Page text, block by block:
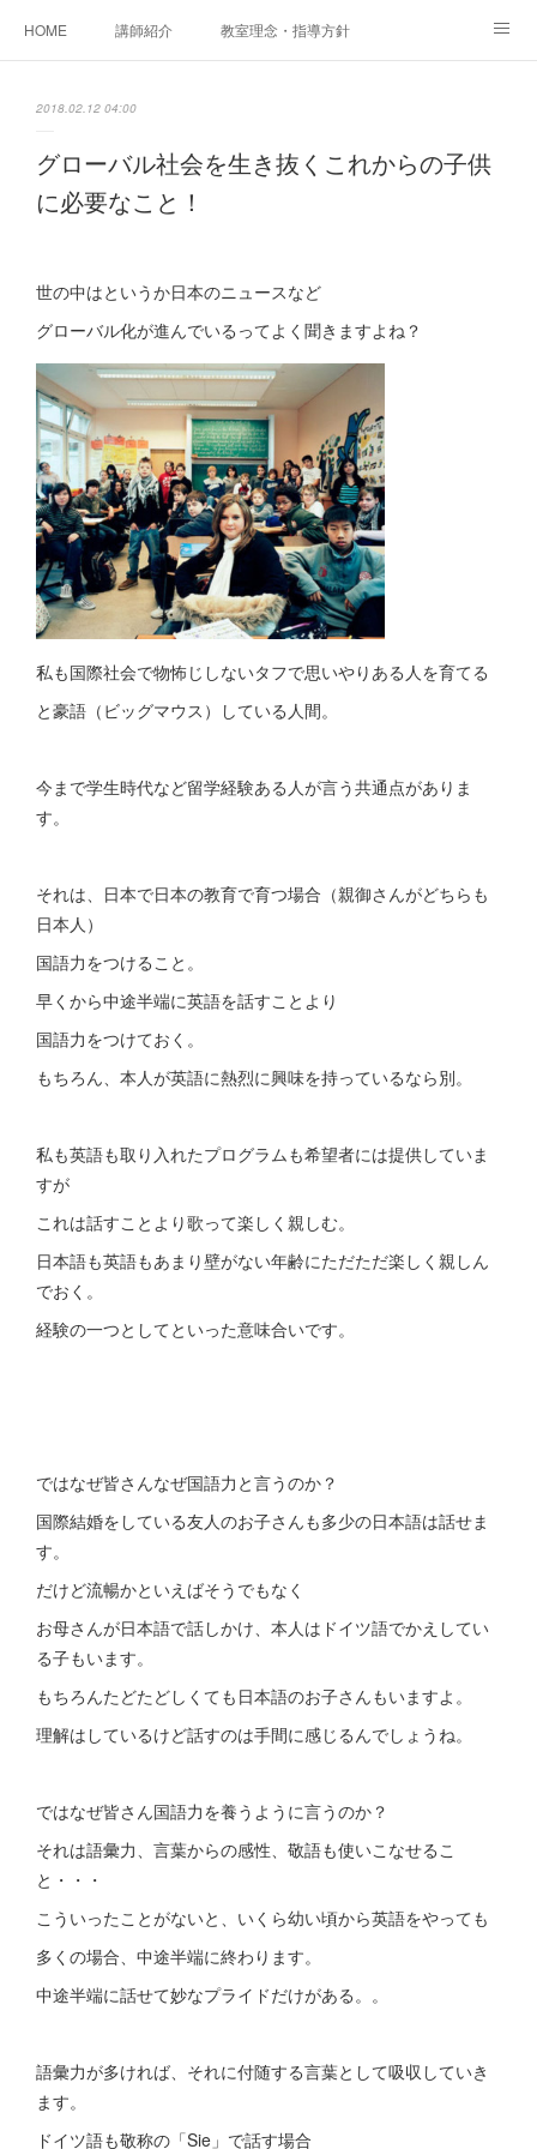
HOME 講師紹介 教室理念・指導方針
ご相談・体験レッスンお申し込み
アクセス
2018.02.12 04:00
グローバル社会を生き抜くこれからの子供
に必要なこと！
世の中はというか日本のニュースなど
グローバル化が進んでいるってよく聞きますよね？
私も国際社会で物怖じしないタフで思いやりある人を育てる
と豪語（ビッグマウス）している人間。
今まで学生時代など留学経験ある人が言う共通点がありま
す。
それは、日本で日本の教育で育つ場合（親御さんがどちらも
日本人）
国語力をつけること。
早くから中途半端に英語を話すことより
国語力をつけておく。
もちろん、本人が英語に熱烈に興味を持っているなら別。
私も英語も取り入れたプログラムも希望者には提供していま
すが
これは話すことより歌って楽しく親しむ。
日本語も英語もあまり壁がない年齢にただただ楽しく親しん
でおく。
経験の一つとしてといった意味合いです。
ではなぜ皆さんなぜ国語力と言うのか？
国際結婚をしている友人のお子さんも多少の日本語は話せま
す。
だけど流暢かといえばそうでもなく
お母さんが日本語で話しかけ、本人はドイツ語でかえしてい
る子もいます。
もちろんたどたどしくても日本語のお子さんもいますよ。
理解はしているけど話すのは手間に感じるんでしょうね。
ではなぜ皆さん国語力を養うように言うのか？
それは語彙力、言葉からの感性、敬語も使いこなせるこ
と・・・
こういったことがないと、いくら幼い頃から英語をやっても
多くの場合、中途半端に終わります。
中途半端に話せて妙なプライドだけがある。。
語彙力が多ければ、それに付随する言葉として吸収していき
ます。
ドイツ語も敬称の「Sie」で話す場合